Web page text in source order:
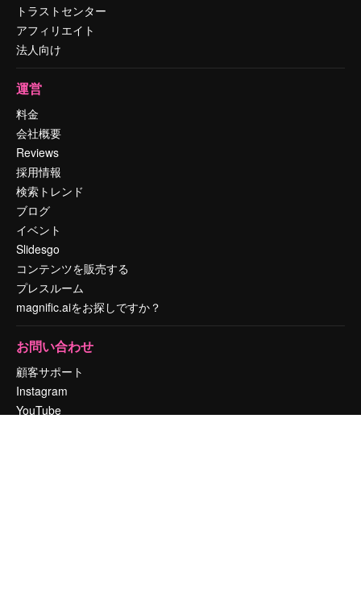
トラストセンター
アフィリエイト
法人向け
運営
料金
会社概要
Reviews
採用情報
検索トレンド
ブログ
イベント
Slidesgo
コンテンツを販売する
プレスルーム
magnific.aiをお探しですか？
お問い合わせ
顧客サポート
Instagram
YouTube